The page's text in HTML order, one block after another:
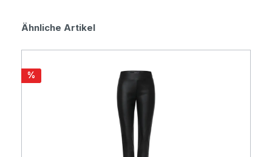
Produktgalerie überspringen
Ähnliche Artikel
Rabatt
%